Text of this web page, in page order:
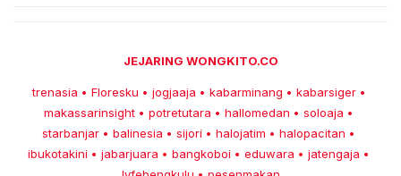
JEJARING WONGKITO.CO
trenasia • Floresku • jogjaaja • kabarminang • kabarsiger •
makassarinsight • potretutara • hallomedan • soloaja •
starbanjar • balinesia • sijori • halojatim • halopacitan •
ibukotakini • jabarjuara • bangkoboi • eduwara • jatengaja •